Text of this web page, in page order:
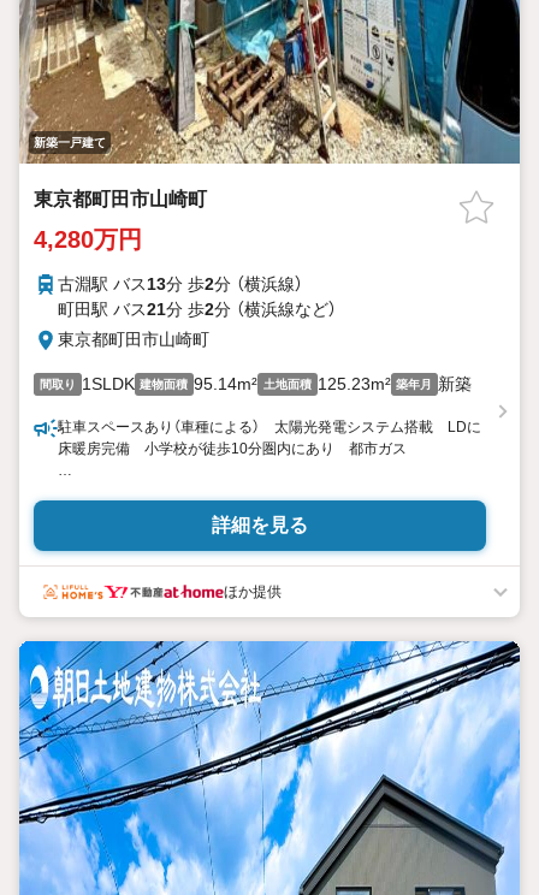
新築一戸建て
東京都町田市山崎町
4,280万円
古淵駅 バス13分 歩2分 （横浜線）
町田駅 バス21分 歩2分 （横浜線など）
東京都町田市山崎町
間取り 1SLDK 建物面積 95.14m² 土地面積 125.23m² 築年月 新築
駐車スペースあり（車種による） 太陽光発電システム搭載 LDに
床暖房完備 小学校が徒歩10分圏内にあり 都市ガス
お客様のお話をきちんとお聞きし、しっかり話し合う「心」のコミ
ュニケーションが大切になります。だからこそ、それぞれのお客
インターネット予約で当日見学が可能！
（1）［室内・現地を見学する］をクリック
（2）本日4日以内をご希望の方は
「ご要望・ご質問欄」に希望日時をご記入ください！
【主要不動産流通各社の2025年度中間期の売買仲介実績におい
て、全国第9位の売買仲介実績です】
※住宅新報より
たくさんのお客様からのお言葉に感謝してこれからも楽しく素敵
なお家探しをお約束します。
お家探しを始めてみようと思われたらまずは、お気軽に東宝ハウ
ス町田に相談してみませんか？
スタッフ一同お客様のお問合せをお待ちしております。
詳細を見る
ほか提供